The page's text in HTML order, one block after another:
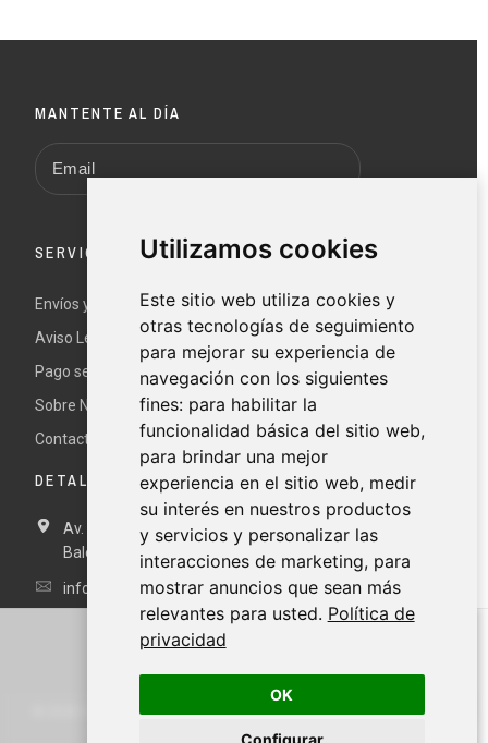
Utilizamos cookies
Este sitio web utiliza cookies y
otras tecnologías de seguimiento
para mejorar su experiencia de
navegación con los siguientes
fines: para habilitar la
funcionalidad básica del sitio web,
para brindar una mejor
experiencia en el sitio web, medir
su interés en nuestros productos
y servicios y personalizar las
interacciones de marketing, para
mostrar anuncios que sean más
relevantes para usted. Política de
privacidad
OK
Configurar
MANTENTE AL DÍA
SERVICIO AL CLIENTE
Envíos y devoluciones
Aviso Legal y términos y condiciones
Pago seguro
Sobre Nur
Contacte con nosotros
DETALLES DE CONTACTO
Av. Miramar, 3, 07871 Es Pujols, Formentera, Illes
Balears, España
info@nurformentera.com
NURFORMENTERA.COM